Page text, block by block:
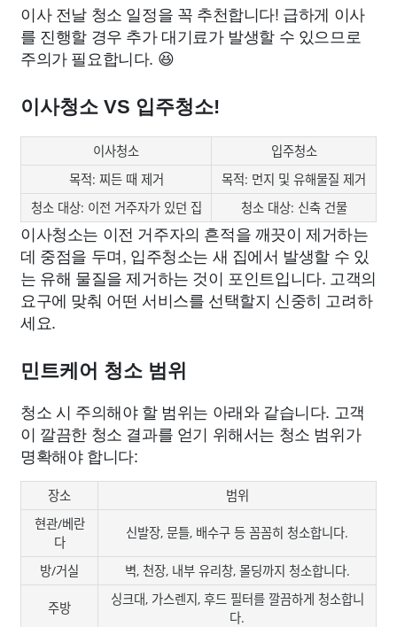
이사 전날 청소 일정을 꼭 추천합니다! 급하게 이사
를 진행할 경우 추가 대기료가 발생할 수 있으므로
주의가 필요합니다. 😆
이사청소 VS 입주청소!
이사청소
입주청소
목적: 찌든 때 제거
목적: 먼지 및 유해물질 제거
청소 대상: 이전 거주자가 있던 집
청소 대상: 신축 건물
이사청소는 이전 거주자의 흔적을 깨끗이 제거하는
데 중점을 두며, 입주청소는 새 집에서 발생할 수 있
는 유해 물질을 제거하는 것이 포인트입니다. 고객의
요구에 맞춰 어떤 서비스를 선택할지 신중히 고려하
세요.
민트케어 청소 범위
청소 시 주의해야 할 범위는 아래와 같습니다. 고객
이 깔끔한 청소 결과를 얻기 위해서는 청소 범위가
명확해야 합니다:
장소
범위
현관/베란
다
신발장, 문틀, 배수구 등 꼼꼼히 청소합니다.
방/거실 벽, 천장, 내부 유리창, 몰딩까지 청소합니다.
주방
싱크대, 가스렌지, 후드 필터를 깔끔하게 청소합니
다.